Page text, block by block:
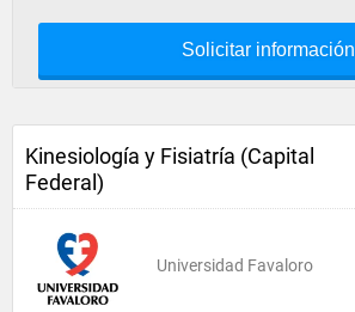
Solicitar información
Kinesiología y Fisiatría (Capital
Federal)
Universidad Favaloro